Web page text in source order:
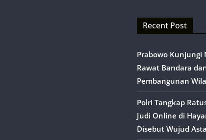
Recent Post
Prabowo Kunjungi
Rawat Bandara
Pembangunan
Polri Tangkap
Judi Online di
Disebut Wujud